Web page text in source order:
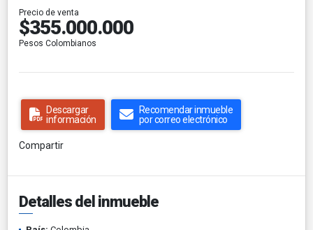
Precio de venta
$355.000.000
Pesos Colombianos
Descargar
información
Recomendar inmueble
por correo electrónico
Compartir
Detalles del inmueble